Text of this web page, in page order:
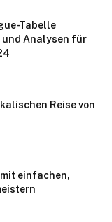
Tabelle
und Analysen für
Reise von
einfachen,